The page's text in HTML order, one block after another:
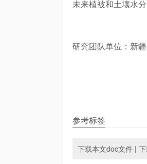
未来植被和土壤水
研究团队单位：新
参考标签
下载本文doc文件 |